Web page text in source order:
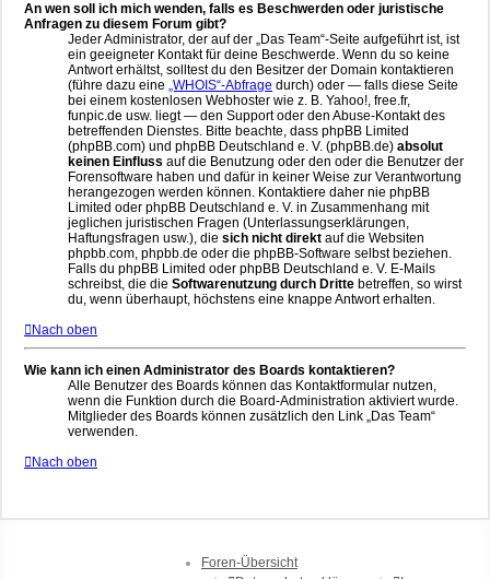
An wen soll ich mich wenden, falls es Beschwerden oder juristische
Anfragen zu diesem Forum gibt?
Jeder Administrator, der auf der „Das Team“-Seite aufgeführt ist, ist
ein geeigneter Kontakt für deine Beschwerde. Wenn du so keine
Antwort erhältst, solltest du den Besitzer der Domain kontaktieren
(führe dazu eine „WHOIS“-Abfrage durch) oder — falls diese Seite
bei einem kostenlosen Webhoster wie z. B. Yahoo!, free.fr,
funpic.de usw. liegt — den Support oder den Abuse-Kontakt des
betreffenden Dienstes. Bitte beachte, dass phpBB Limited
(phpBB.com) und phpBB Deutschland e. V. (phpBB.de) absolut
keinen Einfluss auf die Benutzung oder den oder die Benutzer der
Forensoftware haben und dafür in keiner Weise zur Verantwortung
herangezogen werden können. Kontaktiere daher nie phpBB
Limited oder phpBB Deutschland e. V. in Zusammenhang mit
jeglichen juristischen Fragen (Unterlassungserklärungen,
Haftungsfragen usw.), die sich nicht direkt auf die Websiten
phpbb.com, phpbb.de oder die phpBB-Software selbst beziehen.
Falls du phpBB Limited oder phpBB Deutschland e. V. E-Mails
schreibst, die die Softwarenutzung durch Dritte betreffen, so wirst
du, wenn überhaupt, höchstens eine knappe Antwort erhalten.
Nach oben
Wie kann ich einen Administrator des Boards kontaktieren?
Alle Benutzer des Boards können das Kontaktformular nutzen,
wenn die Funktion durch die Board-Administration aktiviert wurde.
Mitglieder des Boards können zusätzlich den Link „Das Team“
verwenden.
Nach oben
Foren-Übersicht